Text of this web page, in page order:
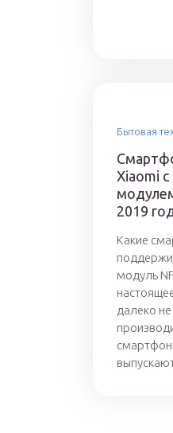
Бытовая
Xiaomi с
2019
Какие
модуль
далеко не